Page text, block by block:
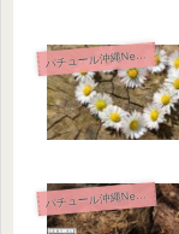
パ
チュール沖縄News
パ
チュール沖縄News